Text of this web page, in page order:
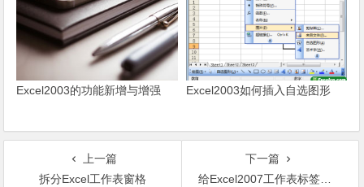
Excel2003的功能新增与增强 Excel2003如何插入自选图形
上一篇
拆分Excel工作表窗格
下一篇
给Excel2007工作表标签设置不同的颜色